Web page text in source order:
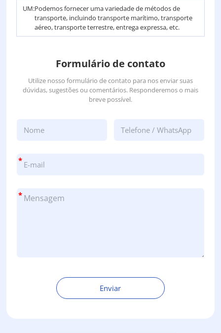
UM:Podemos fornecer uma variedade de métodos de
transporte, incluindo transporte marítimo, transporte
aéreo, transporte terrestre, entrega expressa, etc.
Formulário de contato
Utilize nosso formulário de contato para nos enviar suas
dúvidas, sugestões ou comentários. Responderemos o mais
breve possível.
*
*
Enviar